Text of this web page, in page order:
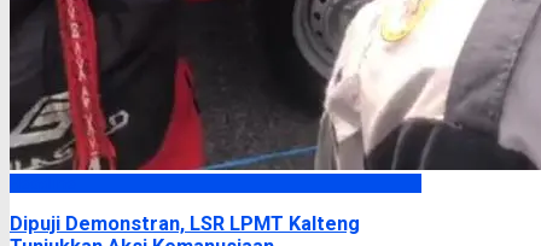
Dipuji Demonstran, LSR LPMT Kalteng